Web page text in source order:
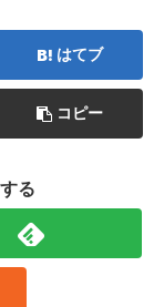
はてブ
コピー
る